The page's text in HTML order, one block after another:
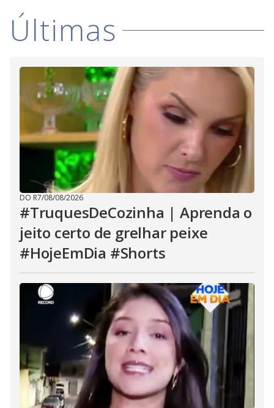
i
d
e
o
Últimas
DO R7/08/08/2026
#TruquesDeCozinha | Aprenda o
jeito certo de grelhar peixe
#HojeEmDia #Shorts